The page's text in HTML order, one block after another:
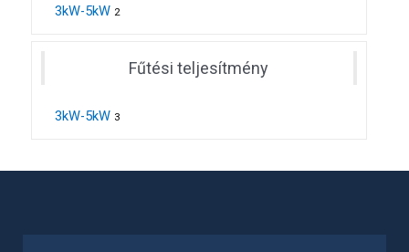
3kW-5kW 2
Fűtési teljesítmény
3kW-5kW 3